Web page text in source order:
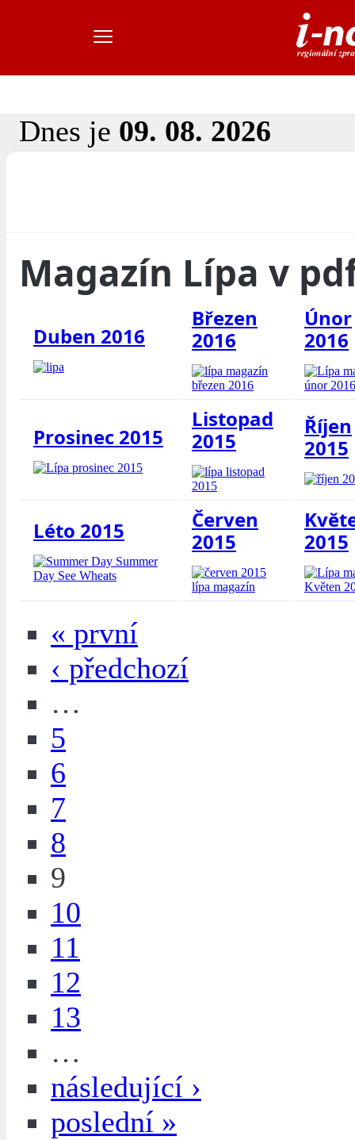
Dnes je 09. 08. 2026
Magazín Lípa v
Duben 2016
Březen
2016
Únor
2016
Prosinec 2015
Listopad
2015
Říjen
2015
Léto 2015
Červen
2015
2015
« první
‹ předchozí
…
5
6
7
8
9
10
11
12
13
…
následující ›
poslední »